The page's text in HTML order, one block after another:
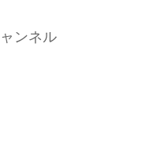
ンネル